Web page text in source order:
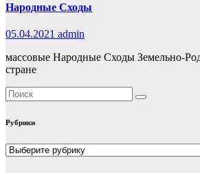
Народные Сходы
05.04.2021 admin
массовые Народные Сходы Земельно-
стране
Рубрики
Рубрики